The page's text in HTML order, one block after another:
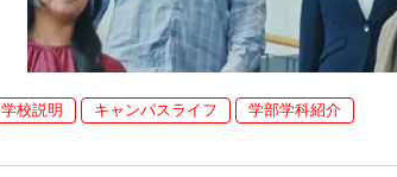
学校説明 キャンパスライフ 学部学科紹介